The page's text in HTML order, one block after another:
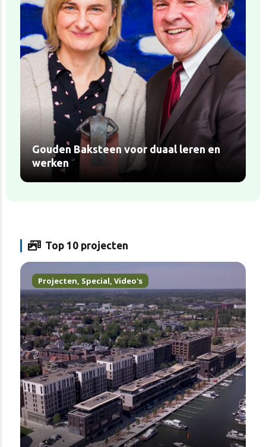
Gouden Baksteen voor duaal leren en
werken
Top 10 projecten
Projecten Special Video's